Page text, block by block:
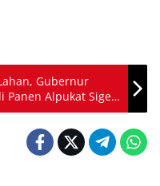
Gubernur
Panen Alpukat Siger